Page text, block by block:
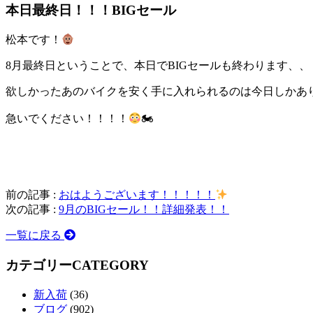
本日最終日！！！BIGセール
松本です！
8月最終日ということで、本日でBIGセールも終わります、、
欲しかったあのバイクを安く手に入れられるのは今日しかあ
急いでください！！！！ 🏍
前の記事 : おはようございます！！！！！
次の記事 : 9月のBIGセール！！詳細発表！！
一覧に戻る
カテゴリーCATEGORY
新入荷 (36)
ブログ (902)